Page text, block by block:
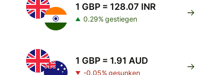
1 GBP = 128.07 INR
0.29% gestiegen
1 GBP = 1.91 AUD
-0.05% gesunken